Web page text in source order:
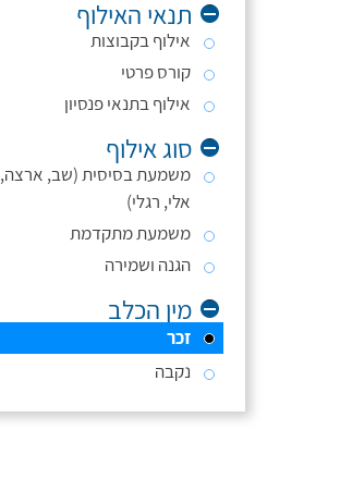
תנאי האילוף
אילוף בקבוצות
קורס פרטי
אילוף בתנאי פנסיון
סוג אילוף
משמעת בסיסית (שב, ארצה,
אלי, רגלי)
משמעת מתקדמת
הגנה ושמירה
מין הכלב
זכר
נקבה